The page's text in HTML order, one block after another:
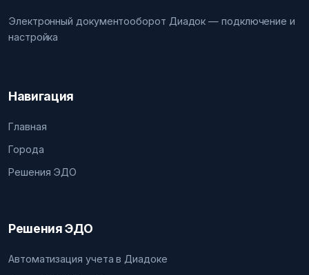
Электронный документооборот Диадок — подключение и
настройка
Навигация
Главная
Города
Решения ЭДО
Решения ЭДО
Автоматизация учета в Диадоке